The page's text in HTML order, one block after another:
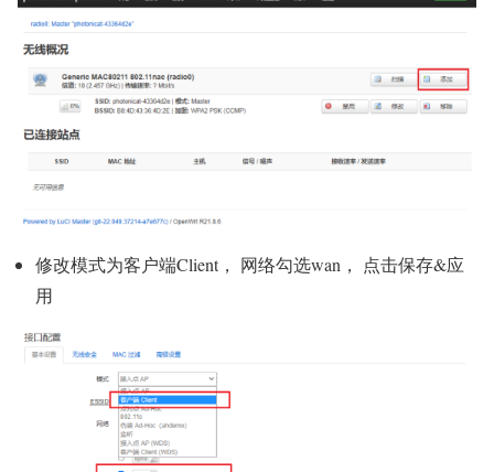
修改模式为客户端Client， 网络勾选wan， 点击保存&应
用